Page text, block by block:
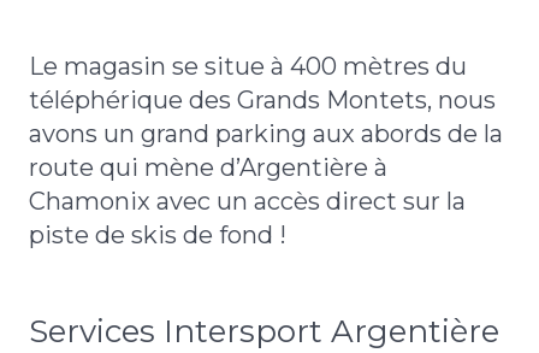
Le magasin se situe à 400 mètres du
téléphérique des Grands Montets, nous
avons un grand parking aux abords de la
route qui mène d’Argentière à
Chamonix avec un accès direct sur la
piste de skis de fond !
Services Intersport Argentière